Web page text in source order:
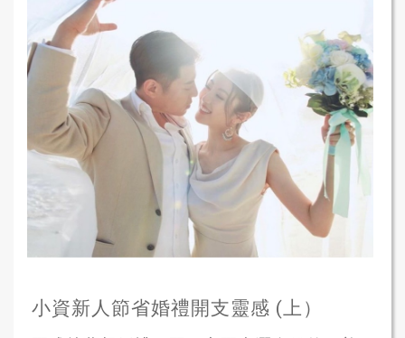
小資新人節省婚禮開支靈感 (上）